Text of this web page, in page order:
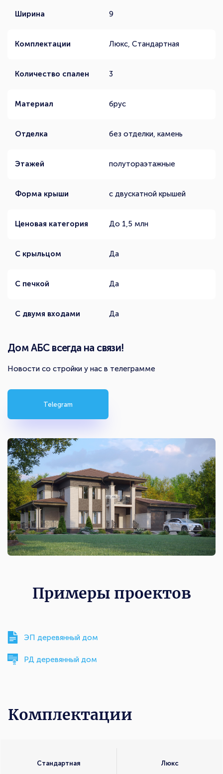
Ширина 9
Комплектации Люкс, Стандартная
Количество спален 3
Материал брус
Отделка без отделки, камень
Этажей полутораэтажные
Форма крыши с двускатной крышей
Ценовая категория До 1,5 млн
С крыльцом Да
С печкой Да
С двумя входами Да
Дом АБС всегда на связи!
Новости со стройки у нас в телеграмме
Telegram
Примеры проектов
ЭП деревянный дом
РД деревянный дом
Комплектации
Стандартная Люкс